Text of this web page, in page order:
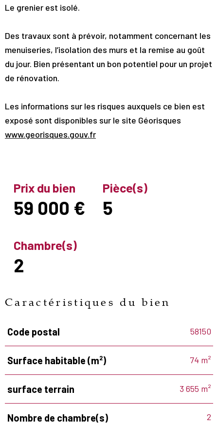
Le grenier est isolé.
Des travaux sont à prévoir, notamment concernant les
menuiseries, l’isolation des murs et la remise au goût
du jour. Bien présentant un bon potentiel pour un projet
de rénovation.
Les informations sur les risques auxquels ce bien est
exposé sont disponibles sur le site Géorisques
www.georisques.gouv.fr
Prix du bien
59 000 €
Pièce(s)
5
Chambre(s)
2
Caractéristiques du bien
Caractéristiques
Code postal 58150
Surface habitable (m²) 74 m²
surface terrain 3 655 m²
Nombre de chambre(s) 2